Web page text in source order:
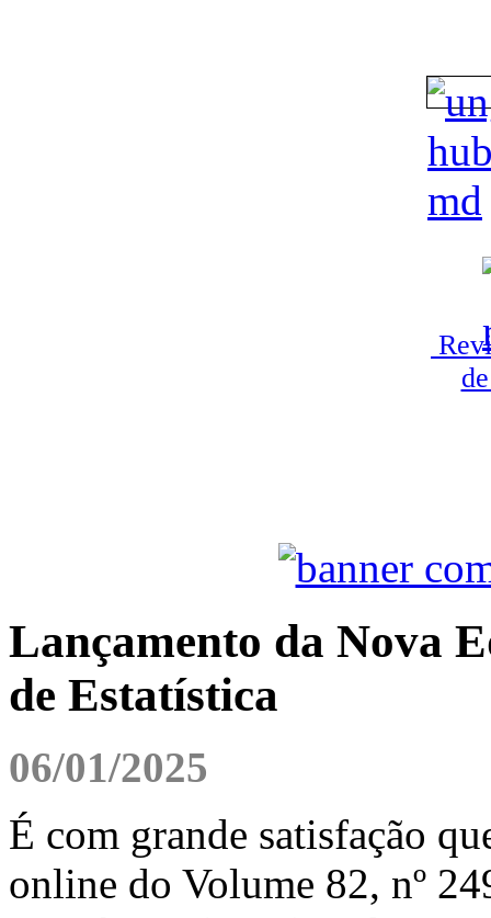
Lançamento da Nova
de Estatística
06/01/2025
É com grande satisfação
online do Volume 82, nº